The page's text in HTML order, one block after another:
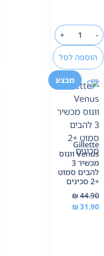
-
+
הוספה לסל
-29%
מבצע
Gillette
Venus וונוס
מכשיר 3
להבים סמוט
+2 סכינים
₪44.90
₪31.90